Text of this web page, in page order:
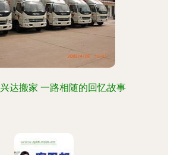
达搬家 一路相随的回忆故事